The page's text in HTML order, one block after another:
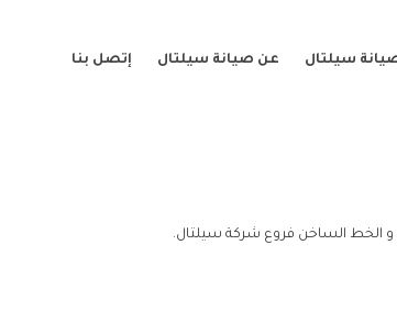
سيلتال عن صيانة سيلتال إتصل بنا
الخط الساخن فروع شركة سيلتال.